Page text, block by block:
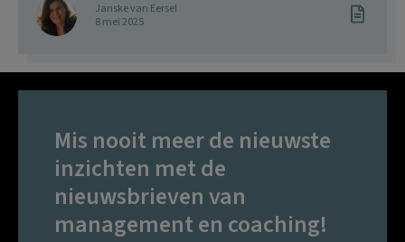
Janske van Eersel
8 mei 2025
Mis nooit meer de nieuwste
inzichten met de
nieuwsbrieven van
management en coaching!